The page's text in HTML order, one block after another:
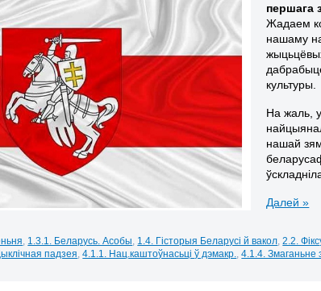
першага
Жадаем
нашаму
культуры.
На жаль,
нашай
Далей »
1.3.1. Беларусь. Асобы 1.4. Гісторыя Беларусі й вакол ,2.2.
падзея ,4.1.1. Нац.каштоўнасьці ў дэмакр. ,4.1.4. Змаганьне